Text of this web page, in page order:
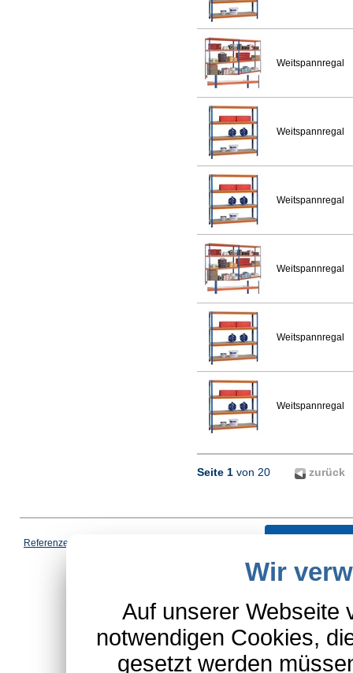
Weitspannregal
Weitspannregal
Weitspannregal
Weitspannregal
Weitspannregal
Weitspannregal
Seite 1 von 20 zurück
Referenzen
*Schulte-Hauptkatalog,
Wir
Auf unserer Webseite
notwendigen Cookies,
gesetzt werden